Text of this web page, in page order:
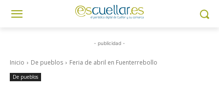
- publicidad -
Inicio De pueblos Feria de abril en Fuenterrebollo
De pueblos